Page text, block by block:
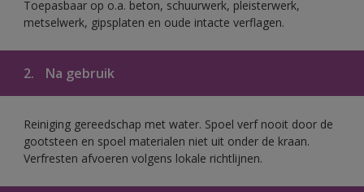
Toepasbaar op o.a. beton, schuurwerk, pleisterwerk,
metselwerk, gipsplaten en oude intacte verflagen.
2. Na gebruik
Reiniging gereedschap met water. Spoel verf nooit door de
gootsteen en spoel materialen niet uit onder de kraan.
Verfresten afvoeren volgens lokale richtlijnen.